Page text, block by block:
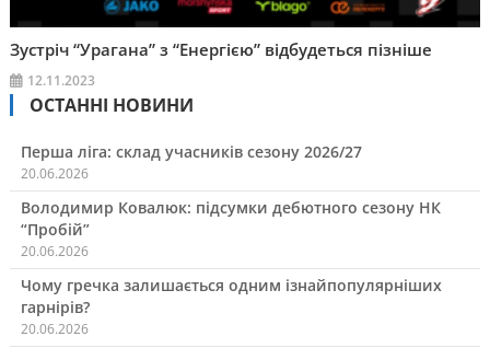
Зустріч “Урагана” з “Енергією” відбудеться пізніше
12.11.2023
ОСТАННІ НОВИНИ
Перша ліга: склад учасників сезону 2026/27
20.06.2026
Володимир Ковалюк: підсумки дебютного сезону НК
“Пробій”
20.06.2026
Чому гречка залишається одним ізнайпопулярніших
гарнірів?
20.06.2026